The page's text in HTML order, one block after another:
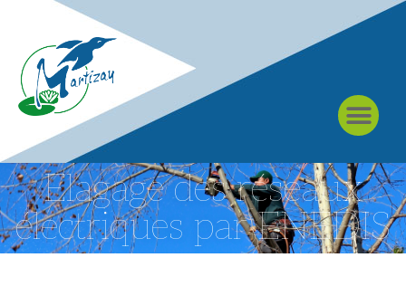
Elagage des réseaux
électriques par ENEDIS